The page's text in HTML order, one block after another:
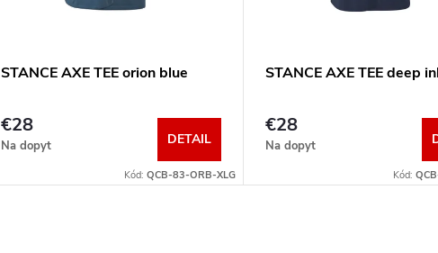
STANCE AXE TEE orion blue
€28
Na dopyt DETAIL
Kód: QCB-83-ORB-XLG
STANCE AXE TEE deep
€28
Na dopyt
Kód: